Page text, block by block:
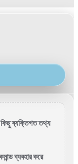
কিছু ব্যক্তিগত তথ্য
ব্যবহার করে